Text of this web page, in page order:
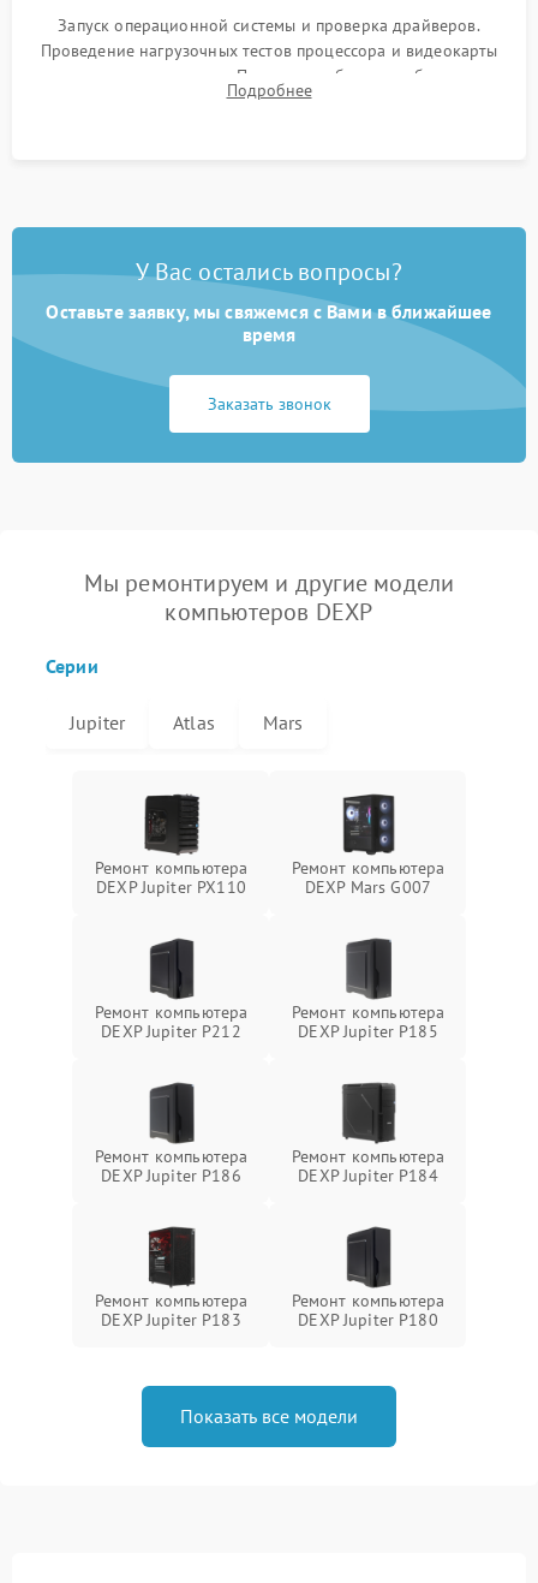
Запуск операционной системы и проверка драйверов.
Проведение нагрузочных тестов процессора и видеокарты
для контроля температур. Проверка работоспособности всех
USB-портов, аудиовыходов и сетевого подключения.
Подробнее
У Вас остались вопросы?
Оставьте заявку, мы свяжемся с Вами в ближайшее
время
Заказать звонок
Мы ремонтируем и другие модели
компьютеров DEXP
Серии
Jupiter Atlas Mars
Ремонт компьютера
DEXP Jupiter PX110
Ремонт компьютера
DEXP Mars G007
Ремонт компьютера
DEXP Jupiter P212
Ремонт компьютера
DEXP Jupiter P185
Ремонт компьютера
DEXP Jupiter P186
Ремонт компьютера
DEXP Jupiter P184
Ремонт компьютера
DEXP Jupiter P183
Ремонт компьютера
DEXP Jupiter P180
Показать все модели